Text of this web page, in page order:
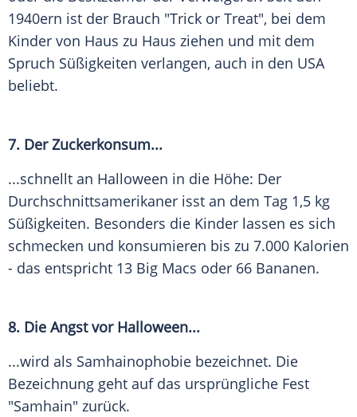
1940ern ist der Brauch "Trick or Treat", bei dem
Kinder von Haus zu Haus ziehen und mit dem
Spruch Süßigkeiten verlangen, auch in den USA
beliebt.
7. Der Zuckerkonsum...
...schnellt an Halloween in die Höhe: Der
Durchschnittsamerikaner isst an dem Tag 1,5 kg
Süßigkeiten. Besonders die Kinder lassen es sich
schmecken und konsumieren bis zu 7.000 Kalorien
- das entspricht 13 Big Macs oder 66 Bananen.
8. Die Angst vor Halloween...
...wird als Samhainophobie bezeichnet. Die
Bezeichnung geht auf das ursprüngliche Fest
"Samhain" zurück.